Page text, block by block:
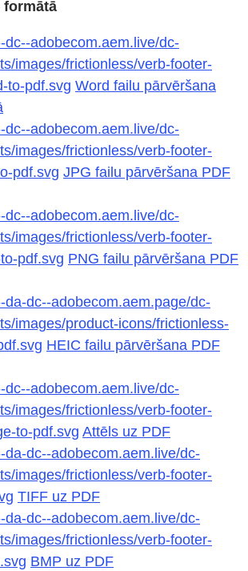
formātā
dc--adobecom.aem.live/dc-
images/frictionless/verb-footer-
to-pdf.svg Word failu pārvēršana
dc--adobecom.aem.live/dc-
images/frictionless/verb-footer-
pdf.svg JPG failu pārvēršana PDF
dc--adobecom.aem.live/dc-
images/frictionless/verb-footer-
pdf.svg PNG failu pārvēršana PDF
da-dc--adobecom.aem.page/dc-
images/product-icons/frictionless-
HEIC failu pārvēršana PDF
dc--adobecom.aem.live/dc-
images/frictionless/verb-footer-
to-pdf.svg Attēls uz PDF
da-dc--adobecom.aem.live/dc-
images/frictionless/verb-footer-
TIFF uz PDF
da-dc--adobecom.aem.live/dc-
images/frictionless/verb-footer-
BMP uz PDF